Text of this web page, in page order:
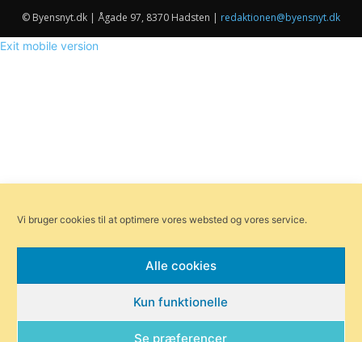
© Byensnyt.dk | Ågade 97, 8370 Hadsten | redaktionen@byensnyt.dk
Vi bruger cookies til at optimere vores websted og vores service.
Alle cookies
Kun funktionelle
Se præferencer
Exit mobile version